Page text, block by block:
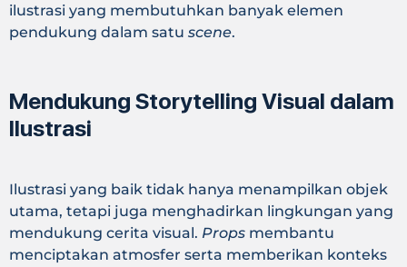
ilustrasi yang membutuhkan banyak elemen
pendukung dalam satu scene.
Mendukung Storytelling Visual dalam
Ilustrasi
Ilustrasi yang baik tidak hanya menampilkan objek
utama, tetapi juga menghadirkan lingkungan yang
mendukung cerita visual. Props membantu
menciptakan atmosfer serta memberikan konteks